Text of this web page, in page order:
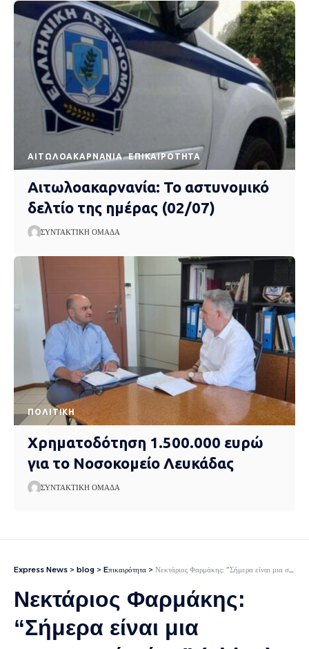
AΙΤΩΛΟΑΚΑΡΝΑΝΊΑ EΠΙΚΑΙΡΌΤΗΤΑ
Αιτωλοακαρνανία: Το αστυνομικό
δελτίο της ημέρας (02/07)
ΣΥΝΤΑΚΤΙΚΉ ΟΜΆΔΑ
ΠΟΛΙΤΙΚΉ
Χρηματοδότηση 1.500.000 ευρώ
για το Νοσοκομείο Λευκάδας
ΣΥΝΤΑΚΤΙΚΉ ΟΜΆΔΑ
Express News > blog > Eπικαιρότητα > Νεκτάριος Φαρμάκης: “Σήμερα είναι μια σημαντική μέρα” (video)
Νεκτάριος Φαρμάκης:
“Σήμερα είναι μια